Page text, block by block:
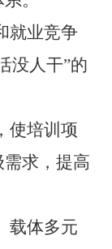
就业竞争
没人干”的
使培训项
求，提高
载体多元